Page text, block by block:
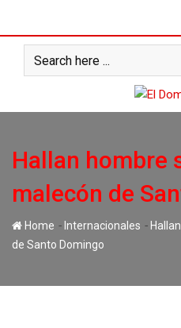
content
Hallan hombre
malecón de
Home - Internacionales -
de Santo Domingo